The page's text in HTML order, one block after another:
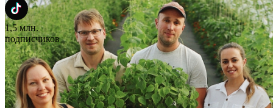
1,5 млн.
подписчиков